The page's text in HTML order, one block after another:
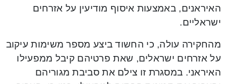
האיראנים, באמצעות איסוף מודיעין על אזרחים
ישראליים.
מהחקירה עולה, כי החשוד ביצע מספר משימות עיקוב
על אזרחים ישראלים, שאת פרטיהם קיבל ממפעילו
האיראני. במסגרת זו צילם את סביבת מגוריהם